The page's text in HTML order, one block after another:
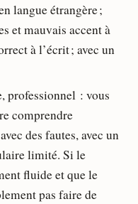
langue étrangère ;
et mauvais accent à
à l’écrit ; avec un
professionnel : vous
comprendre
des fautes, avec un
limité. Si le
fluide et que le
pas faire de